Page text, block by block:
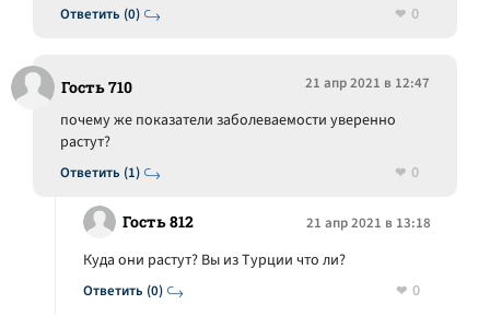
Ответить (0)
0
Гость 710 21 апр 2021 в 12:47
Ответить (1)
почему же показатели заболеваемости уверенно
растут?
0
Гость 812 21 апр 2021 в 13:18
Ответить (0)
Куда они растут? Вы из Турции что ли?
0